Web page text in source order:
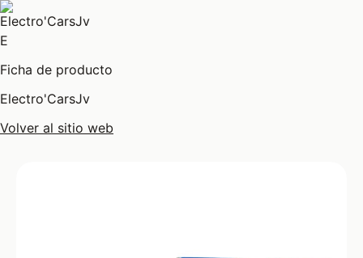
E
Ficha de producto
Electro'CarsJv
Volver al sitio web